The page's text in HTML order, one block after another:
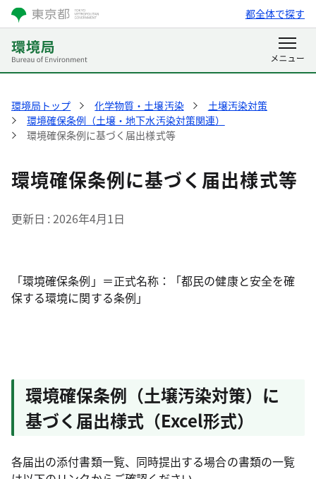
都全体で探す
環境局トップ 化学物質・土壌汚染
土壌汚染対策
環境確保条例（土壌・地下水汚染対策関連）
環境確保条例に基づく届出様式等
環境確保条例に基づく届出様式等
更新日 2026年4月1日
「環境確保条例」＝正式名称：「都民の健康と安全を確
保する環境に関する条例」
環境確保条例（土壌汚染対策）に
基づく届出様式（Excel形式）
各届出の添付書類一覧、同時提出する場合の書類の一覧